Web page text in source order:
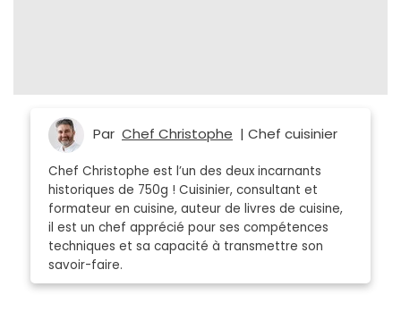
Par Chef Christophe | Chef cuisinier
Chef Christophe est l’un des deux incarnants
historiques de 750g ! Cuisinier, consultant et
formateur en cuisine, auteur de livres de cuisine,
il est un chef apprécié pour ses compétences
techniques et sa capacité à transmettre son
savoir-faire.